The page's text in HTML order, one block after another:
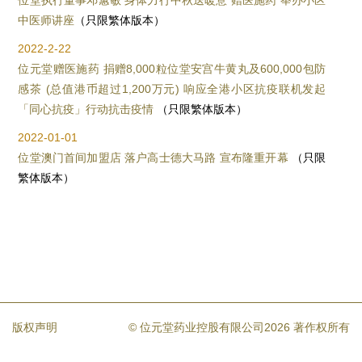
中医师讲座 （只限繁体版本）
2022-2-22
位元堂赠医施药 捐赠8,000粒位堂安宫牛黄丸及600,000包防
感茶 (总值港币超过1,200万元) 响应全港小区抗疫联机发起
「同心抗疫」行动抗击疫情 （只限繁体版本）
2022-01-01
位堂澳门首间加盟店 落户高士德大马路 宣布隆重开幕
（只限
繁体版本）
© 位元堂药业控股有限公司2026 著作权所有
版权声明